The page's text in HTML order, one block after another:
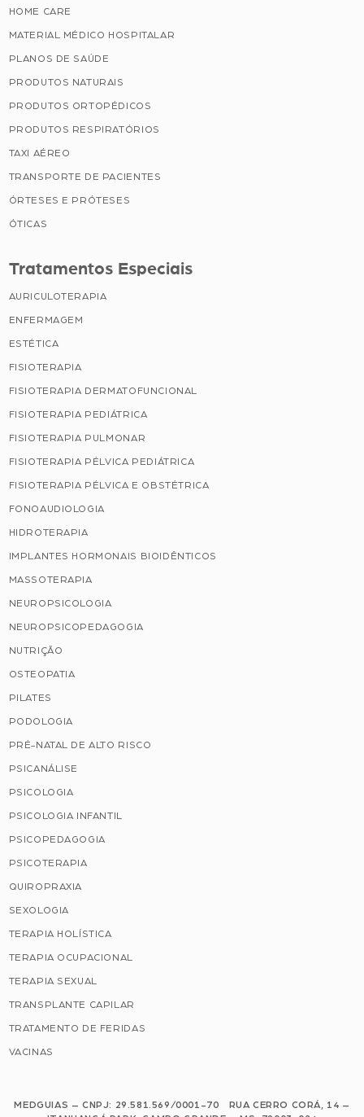
HOME CARE
MATERIAL MÉDICO HOSPITALAR
PLANOS DE SAÚDE
PRODUTOS NATURAIS
PRODUTOS ORTOPÉDICOS
PRODUTOS RESPIRATÓRIOS
TAXI AÉREO
TRANSPORTE DE PACIENTES
ÓRTESES E PRÓTESES
ÓTICAS
Tratamentos Especiais
AURICULOTERAPIA
ENFERMAGEM
ESTÉTICA
FISIOTERAPIA
FISIOTERAPIA DERMATOFUNCIONAL
FISIOTERAPIA PEDIÁTRICA
FISIOTERAPIA PULMONAR
FISIOTERAPIA PÉLVICA PEDIÁTRICA
FISIOTERAPIA PÉLVICA E OBSTÉTRICA
FONOAUDIOLOGIA
HIDROTERAPIA
IMPLANTES HORMONAIS BIOIDÊNTICOS
MASSOTERAPIA
NEUROPSICOLOGIA
NEUROPSICOPEDAGOGIA
NUTRIÇÃO
OSTEOPATIA
PILATES
PODOLOGIA
PRÉ-NATAL DE ALTO RISCO
PSICANÁLISE
PSICOLOGIA
PSICOLOGIA INFANTIL
PSICOPEDAGOGIA
PSICOTERAPIA
QUIROPRAXIA
SEXOLOGIA
TERAPIA HOLÍSTICA
TERAPIA OCUPACIONAL
TERAPIA SEXUAL
TRANSPLANTE CAPILAR
TRATAMENTO DE FERIDAS
VACINAS
MEDGUIAS – CNPJ: 29.581.569/0001-70 RUA CERRO CORÁ, 14 –